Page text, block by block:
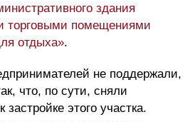
здания
торговыми помещениями
отдыха».
не поддержали,
что, по сути, сняли
застройке этого участка.